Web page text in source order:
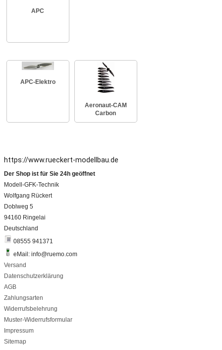
APC
APC-Elektro
Aeronaut-CAM
Carbon
https://www.rueckert-modellbau.de
Der Shop ist für Sie 24h geöffnet
Modell-GFK-Technik
Wolfgang Rückert
Doblweg 5
94160 Ringelai
Deutschland
08555 941371
eMail: info@ruemo.com
Versand
Datenschutzerklärung
AGB
Zahlungsarten
Widerrufsbelehrung
Muster-Widerrufsformular
Impressum
Sitemap